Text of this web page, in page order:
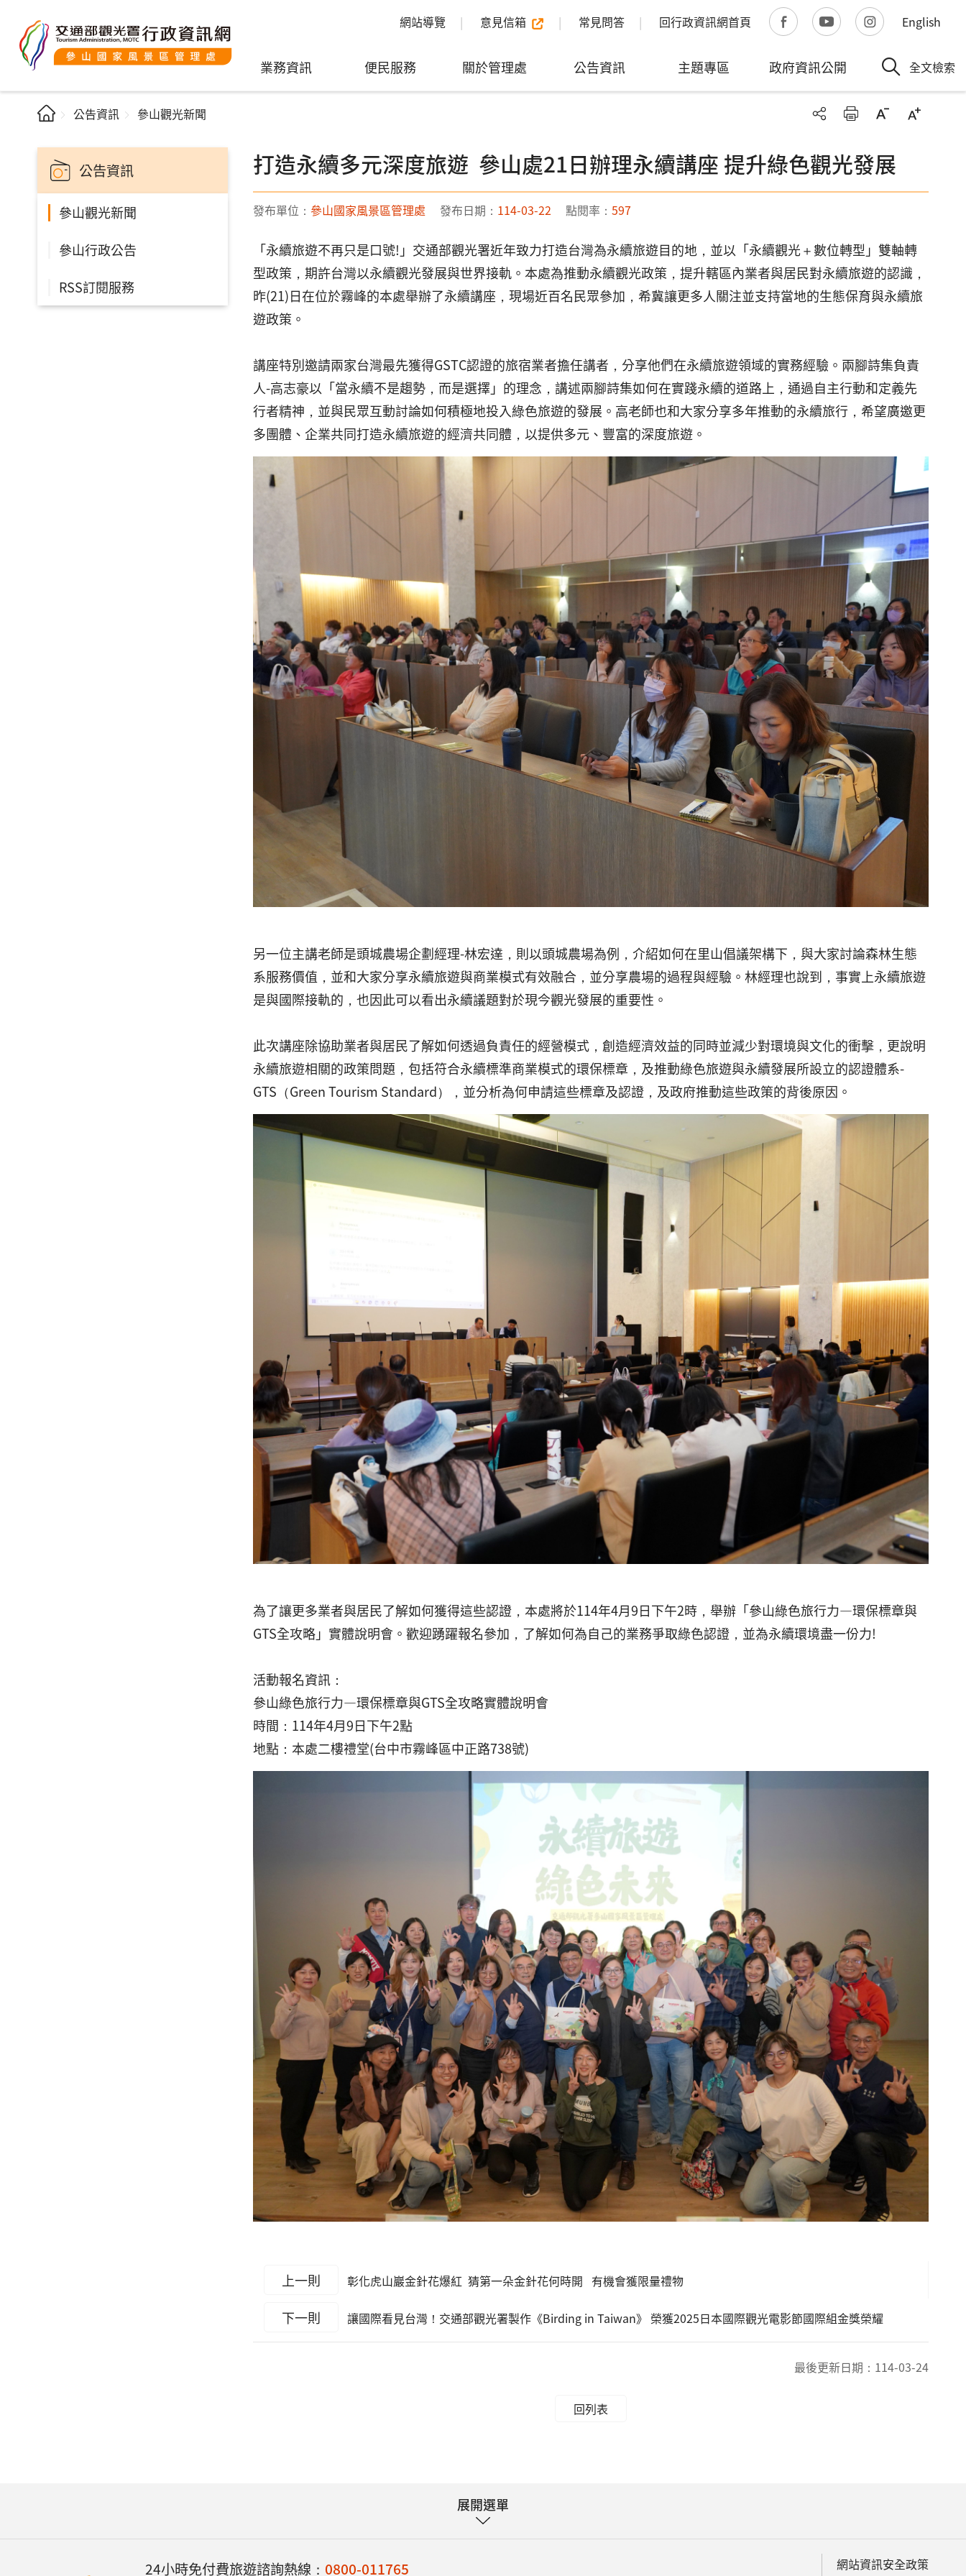
網站導覽 意見信箱 常見問答 回行政資訊網首頁 English
業務資訊 便民服務 關於管理處 公告資訊 主題專區 政府資訊公開 全文檢索
公告資訊 參山觀光新聞
公告資訊
參山觀光新聞
參山行政公告
RSS訂閱服務
打造永續多元深度旅遊 參山處21日辦理永續講座 提升綠色觀光發展
發布單位： 參山國家風景區管理處 發布日期： 114-03-22 點閱率： 597
「永續旅遊不再只是口號!」交通部觀光署近年致力打造台灣為永續旅遊目的地，並以「永續觀光＋數位轉型」雙軸轉
型政策，期許台灣以永續觀光發展與世界接軌。本處為推動永續觀光政策，提升轄區內業者與居民對永續旅遊的認識，
昨(21)日在位於霧峰的本處舉辦了永續講座，現場近百名民眾參加，希冀讓更多人關注並支持當地的生態保育與永續旅
遊政策。
講座特別邀請兩家台灣最先獲得GSTC認證的旅宿業者擔任講者，分享他們在永續旅遊領域的實務經驗。兩腳詩集負責
人-高志豪以「當永續不是趨勢，而是選擇」的理念，講述兩腳詩集如何在實踐永續的道路上，通過自主行動和定義先
行者精神，並與民眾互動討論如何積極地投入綠色旅遊的發展。高老師也和大家分享多年推動的永續旅行，希望廣邀更
多團體、企業共同打造永續旅遊的經濟共同體，以提供多元、豐富的深度旅遊。
另一位主講老師是頭城農場企劃經理-林宏達，則以頭城農場為例，介紹如何在里山倡議架構下，與大家討論森林生態
系服務價值，並和大家分享永續旅遊與商業模式有效融合，並分享農場的過程與經驗。林經理也說到，事實上永續旅遊
是與國際接軌的，也因此可以看出永續議題對於現今觀光發展的重要性。
此次講座除協助業者與居民了解如何透過負責任的經營模式，創造經濟效益的同時並減少對環境與文化的衝擊，更說明
永續旅遊相關的政策問題，包括符合永續標準商業模式的環保標章，及推動綠色旅遊與永續發展所設立的認證體系-
GTS（Green Tourism Standard），並分析為何申請這些標章及認證，及政府推動這些政策的背後原因。
為了讓更多業者與居民了解如何獲得這些認證，本處將於114年4月9日下午2時，舉辦「參山綠色旅行力—環保標章與
GTS全攻略」實體說明會。歡迎踴躍報名參加，了解如何為自己的業務爭取綠色認證，並為永續環境盡一份力!
活動報名資訊：
參山綠色旅行力—環保標章與GTS全攻略實體說明會
時間：114年4月9日下午2點
地點：本處二樓禮堂(台中市霧峰區中正路738號)
上一則 彰化虎山巖金針花爆紅 猜第一朵金針花何時開 有機會獲限量禮物
下一則 讓國際看見台灣！交通部觀光署製作《Birding in Taiwan》 榮獲2025日本國際觀光電影節國際組金獎榮耀
最後更新日期： 114-03-24
回列表
展開選單
24小時免付費旅遊諮詢熱線： 0800-011765 網站資訊安全政策